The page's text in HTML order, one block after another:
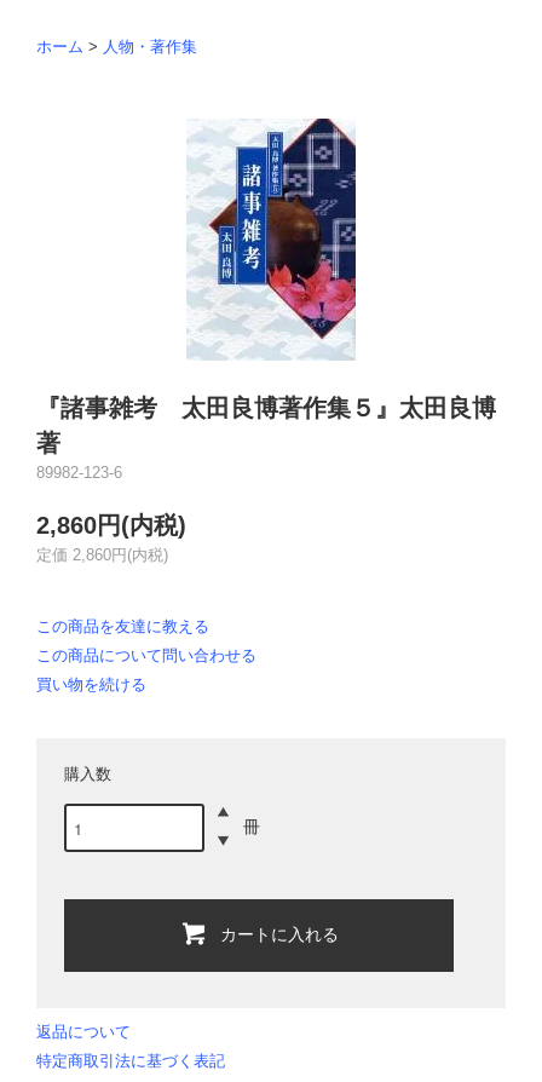
ホーム > 人物・著作集
『諸事雑考 太田良博著作集５』太田良博
著
89982-123-6
2,860円(内税)
定価 2,860円(内税)
この商品を友達に教える
この商品について問い合わせる
買い物を続ける
購入数
冊
カートに入れる
返品について
特定商取引法に基づく表記